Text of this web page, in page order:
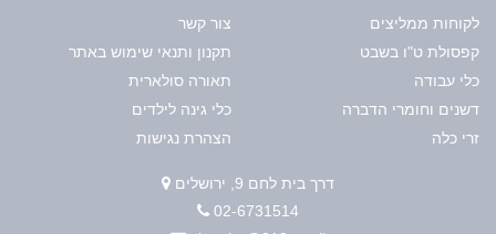
לקוחות ממליצים
צור קשר
קפסולת ט"ו בשבט
תקנון ותנאי שימוש באתר
כלי עבודה
תאורה סולארית
דשנים וחומרי הדברה
כלי גינה לילדים
זרי כלה
הצהרת נגישות
דרך בית לחם 9, ירושלים
02-6731514